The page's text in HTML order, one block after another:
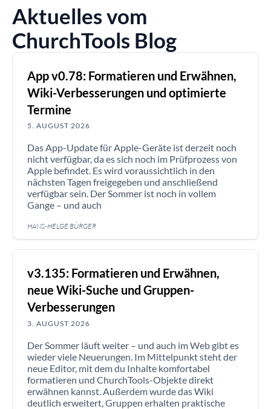
Aktuelles vom
ChurchTools Blog
App v0.78: Formatieren und Erwähnen,
Wiki-Verbesserungen und optimierte
Termine
5. AUGUST 2026
Das App-Update für Apple-Geräte ist derzeit noch
nicht verfügbar, da es sich noch im Prüfprozess von
Apple befindet. Es wird voraussichtlich in den
nächsten Tagen freigegeben und anschließend
verfügbar sein. Der Sommer ist noch in vollem
Gange – und auch
HANS-HELGE BÜRGER
v3.135: Formatieren und Erwähnen,
neue Wiki-Suche und Gruppen-
Verbesserungen
3. AUGUST 2026
Der Sommer läuft weiter – und auch im Web gibt es
wieder viele Neuerungen. Im Mittelpunkt steht der
neue Editor, mit dem du Inhalte komfortabel
formatieren und ChurchTools-Objekte direkt
erwähnen kannst. Außerdem wurde das Wiki
deutlich erweitert, Gruppen erhalten praktische